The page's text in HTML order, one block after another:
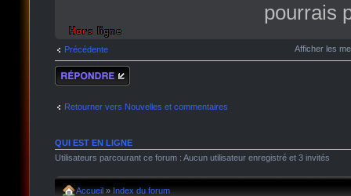
pourrais
Précédente Afficher les
Répondre
Retourner vers Nouvelles et commentaires
QUI EST EN LIGNE
Utilisateurs parcourant ce forum : Aucun utilisateur enregistré et 3 invités
Accueil » Index du forum